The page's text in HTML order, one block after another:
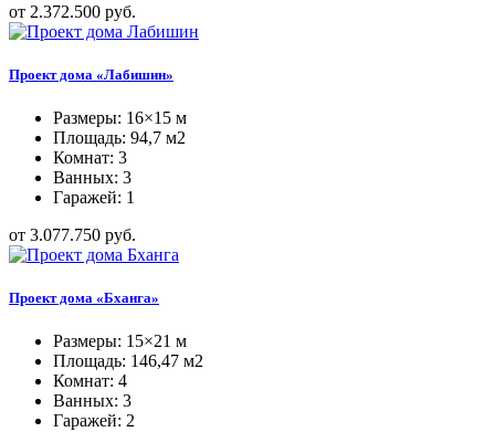
от 2.372.500 руб.
Проект дома «Лабишин»
Размеры: 16×15 м
Площадь: 94,7 м2
Комнат: 3
Ванных: 3
Гаражей: 1
от 3.077.750 руб.
Проект дома «Бханга»
Размеры: 15×21 м
Площадь: 146,47 м2
Комнат: 4
Ванных: 3
Гаражей: 2